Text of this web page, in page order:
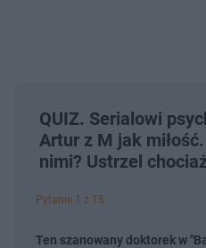
QUIZ. Serialowi
Artur z M jak
nimi? Ustrzel
Pytanie 1 z 15
Ten szanowany doktorek w